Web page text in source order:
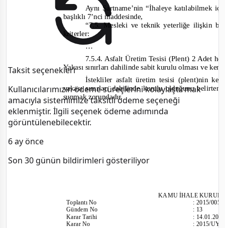
Taksit seçenekleri
Kullanıcılarımızın ödeme süreçlerini kolaylaştırmak
amacıyla sistemimize taksitli ödeme seçeneği
eklenmiştir. İlgili seçenek ödeme adımında
görüntülenebilecektir.
6 ay önce
Son 30 günün bildirimleri gösteriliyor
Aynı Şartname’nin “İhaleye katılabilmek
başlıklı 7’nci maddesinde,
“7.5. Mesleki ve teknik yeterliğe ilişkin
kriterler:
…
7.5.4. Asfalt Üretim Tesisi (Plent) 2 Adet
Yakası sınırları dahilinde sabit kurulu olması ve
İstekliler asfalt üretim tesisi (plent)nin
yakası sınırları dahilinde kurulu olduğunu
sunmak zorundadır.
KAMU İHALE
ToplantıNo
Gündem No
Karar Tarihi
Karar No
:2015/005
: 13
:
:2015/